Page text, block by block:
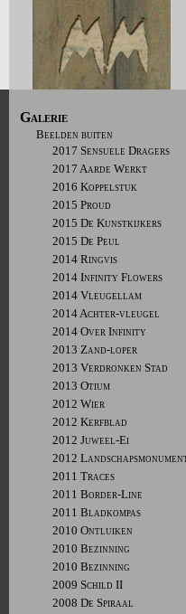
Galerie
Beelden buiten
2017 Sensuele Dragers
2017 Aarde Werkt
2016 Koppelstuk
2015 Proud
2015 De Kunstkijkers
2015 De Peul
2014 Ringvis
2014 Infinity Flowers
2014 Vleugellam
2014 Achter-vleugel
2014 Over Infinity
2013 Zand-loper
2013 Verdronken Stad
2013 Otium
2012 Wier
2012 Kerfblad
2012 Juweel-Ei
2012
2011 Traces
2011 Border-Line
2011 Bladkompas
2010 Ontluiken
2010 Bezinning
2010 Bezinning
2009 Schild II
2008 De Spiraal